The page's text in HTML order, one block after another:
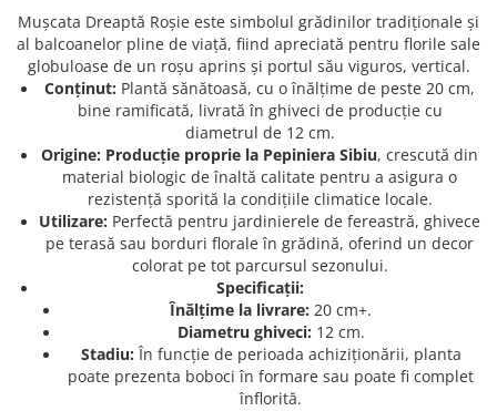
Bulbi de Narcise
Bulbi de Ranunculus
Bulbi de Tigridia
Bulbi de Zambile
Bulbi Sparaxis
Mixuri de Bulbi
Seminte de Flori
Seminte de Ierburi
Seminte de Legume/Fructe
Mușcata Dreaptă Roșie este simbolul grădinilor tradiționale și
al balcoanelor pline de viață, fiind apreciată pentru florile sale
globuloase de un roșu aprins și portul său viguros, vertical.
Conținut: Plantă sănătoasă, cu o înălțime de peste 20 cm,
bine ramificată, livrată în ghiveci de producție cu
diametrul de 12 cm.
Origine: Producție proprie la Pepiniera Sibiu, crescută din
material biologic de înaltă calitate pentru a asigura o
rezistență sporită la condițiile climatice locale.
Utilizare: Perfectă pentru jardinierele de fereastră, ghivece
pe terasă sau borduri florale în grădină, oferind un decor
colorat pe tot parcursul sezonului.
Specificații:
Înălțime la livrare: 20 cm+.
Diametru ghiveci: 12 cm.
Stadiu: În funcție de perioada achiziționării, planta
poate prezenta boboci în formare sau poate fi complet
înflorită.